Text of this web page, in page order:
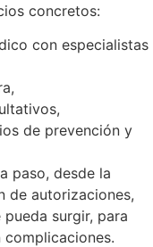
concretos:
con especialistas
de prevención y
paso, desde la
de autorizaciones,
surgir, para